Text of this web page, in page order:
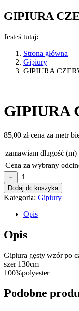
GIPIURA
Jesteś tutaj:
Strona główna
Gipiury
GIPIURA
GIPIURA
85,00 złcena za metr
zamawiam długość (m)
Cena za wybrany
ilość
GIPIURA
CZERWONA
﹣
Dodaj do koszyka
Kategoria: Gipiury
Opis
Opis
Gipiura gęsty wzór po
szer 130cm
100%polyester
Podobne